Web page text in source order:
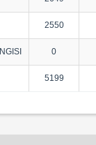
2550
0
5199